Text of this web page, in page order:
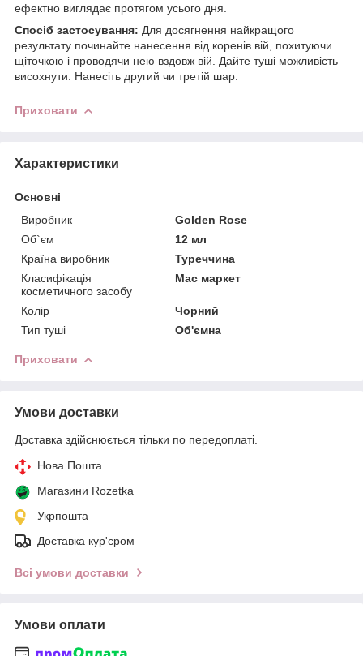
ефектно виглядає протягом усього дня.
Спосіб застосування: Для досягнення найкращого
результату починайте нанесення від коренів вій, похитуючи
щіточкою і проводячи нею вздовж вій. Дайте туші можливість
висохнути. Нанесіть другий чи третій шар.
Приховати
Характеристики
Основні
Виробник
Golden Rose
Об`єм
12 мл
Країна виробник
Туреччина
Класифікація
косметичного засобу
Мас маркет
Колір
Чорний
Тип туші
Об'ємна
Приховати
Умови доставки
Доставка здійснюється тільки по передоплаті.
Нова Пошта
Магазини Rozetka
Укрпошта
Доставка кур'єром
Всі умови доставки
Умови оплати